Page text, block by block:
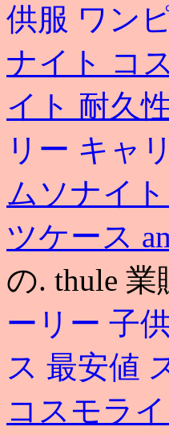
供服 ワン
ナイト コ
イト 耐久
リー キャ
ムソナイ
ツケース
の. thule
ーリー 子
ス 最安値
コスモラ